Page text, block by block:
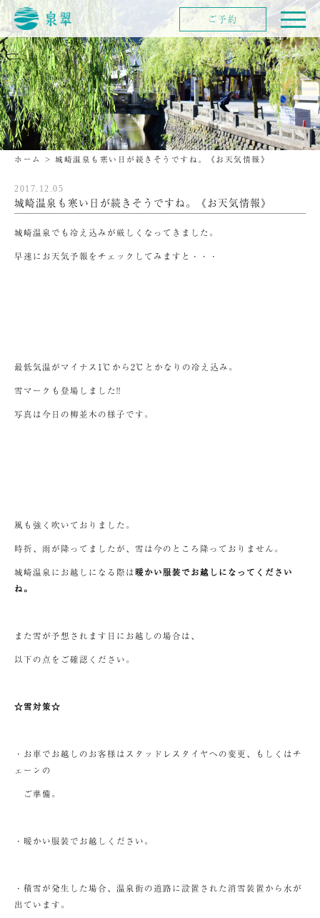
ホーム > 城崎温泉も寒い日が続きそうですね。《お天気情報》
2017.12.05
城崎温泉も寒い日が続きそうですね。《お天気情報》
城崎温泉でも冷え込みが厳しくなってきました。
早速にお天気予報をチェックしてみますと・・・
最低気温がマイナス1℃から2℃とかなりの冷え込み。
雪マークも登場しました!!
写真は今日の柳並木の様子です。
風も強く吹いておりました。
時折、雨が降ってましたが、雪は今のところ降っておりません。
城崎温泉にお越しになる際は 暖かい服装でお越しになってください
ね。
また雪が予想されます日にお越しの場合は、
以下の点をご確認ください。
☆雪対策☆
・お車でお越しのお客様はスタッドレスタイヤへの変更、もしくはチ
ェーンの
ご準備。
・暖かい服装でお越しください。
・積雪が発生した場合、温泉街の道路に設置された消雪装置から水が
出ています。
ご予約